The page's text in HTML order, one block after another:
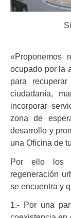
«Proponemos
ocupado por la
para
ciudadanía,
incorporar
zona de
desarrollo y
una Oficina de
Por ello los
regeneración
se encuentra y
1.- Por una